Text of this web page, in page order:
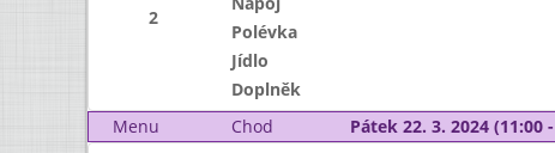
2
Polévka
Jídlo
Doplněk
Menu
Chod Pátek 22. 3. 2024 (11:00